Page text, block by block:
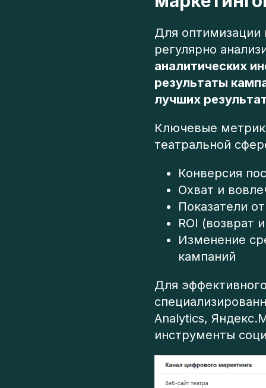
Для оптимизации
регулярно
аналитических
результаты
лучших
Ключевые
театральной
Конверсия
Охват и
Показатели
ROI (возврат
Изменение
кампаний
Для
Analytics,
инструменты